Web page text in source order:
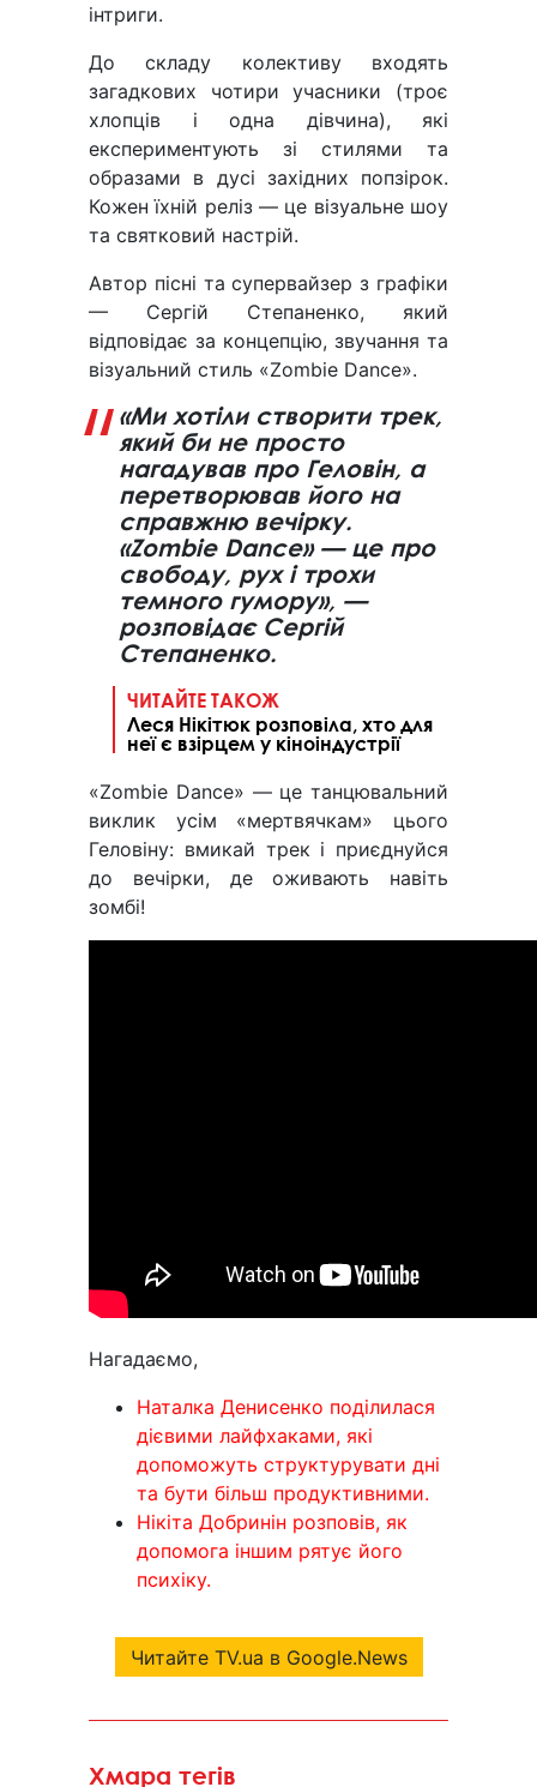
інтриги.
До складу колективу входять
загадкових чотири учасники (троє
хлопців і одна дівчина), які
експериментують зі стилями та
образами в дусі західних попзірок.
Кожен їхній реліз — це візуальне шоу
та святковий настрій.
Автор пісні та супервайзер з графіки
— Сергій Степаненко, який
відповідає за концепцію, звучання та
візуальний стиль «Zombie Dance».
«Ми хотіли створити трек,
який би не просто
нагадував про Геловін, а
перетворював його на
справжню вечірку.
«Zombie Dance» — це про
свободу, рух і трохи
темного гумору», —
розповідає Сергій
Степаненко.
ЧИТАЙТЕ ТАКОЖ
Леся Нікітюк розповіла, хто для
неї є взірцем у кіноіндустрії
«Zombie Dance» — це танцювальний
виклик усім «мертвячкам» цього
Геловіну: вмикай трек і приєднуйся
до вечірки, де оживають навіть
зомбі!
Нагадаємо,
Наталка Денисенко поділилася
дієвими лайфхаками, які
допоможуть структурувати дні
та бути більш продуктивними.
Нікіта Добринін розповів, як
допомога іншим рятує його
психіку.
Читайте TV.ua в Google.News
Хмара тегів